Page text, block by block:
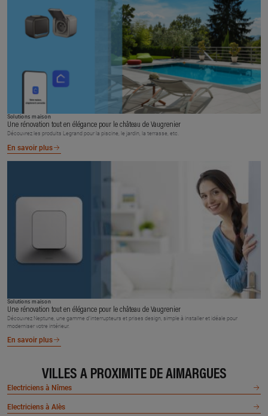
Solutions maison
Une rénovation tout en élégance pour le château de Vaugrenier
Découvrez les produits Legrand pour la piscine, le jardin, la terrasse, etc.
En savoir plus
Solutions maison
Une rénovation tout en élégance pour le château de Vaugrenier
Découvrez Neptune, une gamme d’interrupteurs et prises design, simple à installer et idéale pour
moderniser votre intérieur.
En savoir plus
VILLES À PROXIMITÉ DE AIMARGUES
Electriciens à Nîmes
Electriciens à Alès